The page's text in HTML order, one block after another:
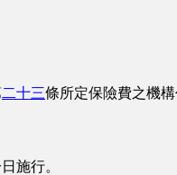
二十三條所定保險費之機
施行。